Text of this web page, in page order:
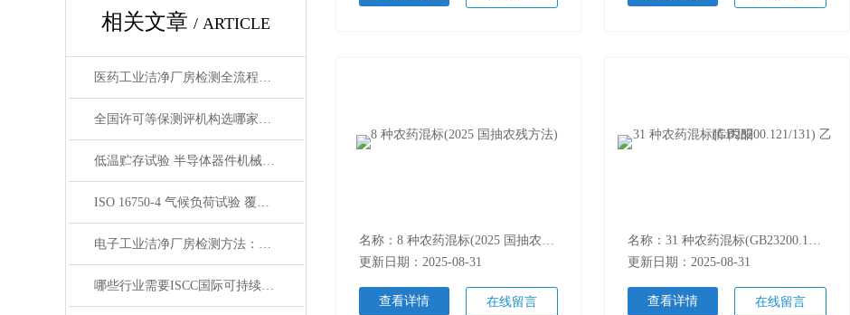
相关文章 / ARTICLE
医药工业洁净厂房检测全流程揭秘！从设备到环境一站式解决
全国许可等保测评机构选哪家｜广电计量专业靠谱
低温贮存试验 半导体器件机械和气候试验
ISO 16750-4 气候负荷试验 覆盖车辆极温湿度环境
电子工业洁净厂房检测方法：如何确保精密生产环境无污染？
哪些行业需要ISCC国际可持续发展和碳认证？
名称：8 种农药混标(2025 国抽农残方法)
更新日期：2025-08-31
查看详情 在线留言
名称：31 种农药混标(GB23200.121/131) 乙腈:丙酮
更新日期：2025-08-31
查看详情 在线留言